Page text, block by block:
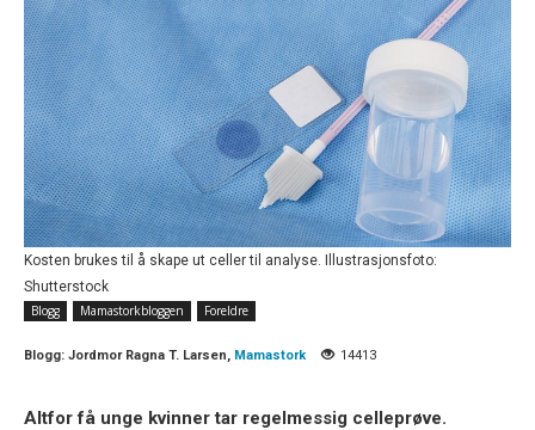
Kosten brukes til å skape ut celler til analyse. Illustrasjonsfoto:
Shutterstock
Blogg
Mamastorkbloggen Foreldre
Blogg: Jordmor Ragna T. Larsen, Mamastork 14413
Altfor få unge kvinner tar regelmessig celleprøve.